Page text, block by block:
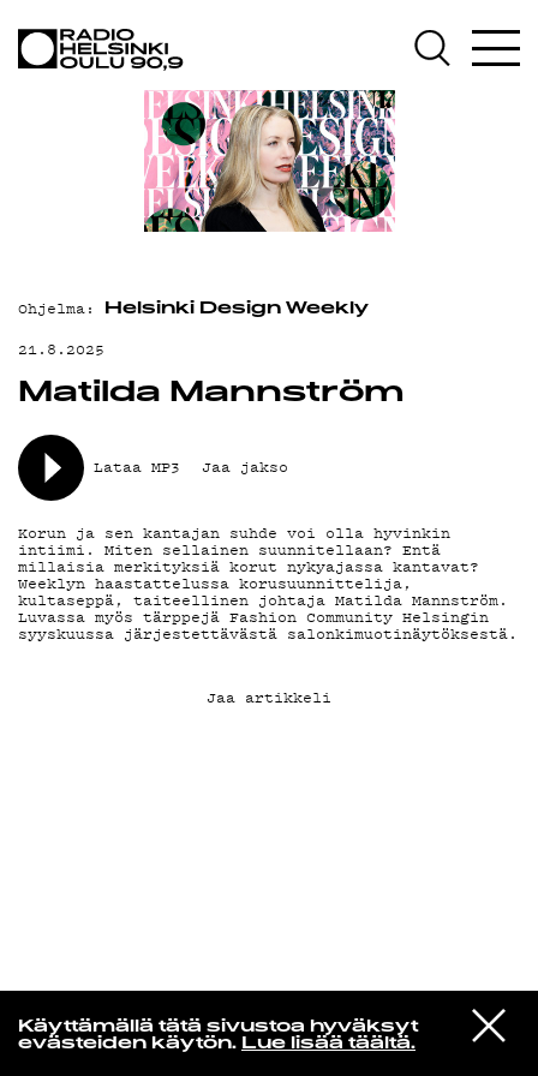
Käyttämällä tätä sivustoa hyväksyt
evästeiden käytön. Lue lisää täältä.
VIESTI
STUDIOON
The Cure
Just Like Heaven
AJANKOHTAISTA
OHJELMAT
TEKIJÄT
ON-DEMAND
MAINOSTA
YHTEYSTIEDOT
G LIVELAB
YSTÄVÄKLUBI
TIETOSUOJA
KIRJAUDU SISÄÄN
Ohjelma: Helsinki Design Weekly
21.8.2025
Matilda Mannström
Lataa MP3 Jaa jakso
Korun ja sen kantajan suhde voi olla hyvinkin
intiimi. Miten sellainen suunnitellaan? Entä
millaisia merkityksiä korut nykyajassa kantavat?
Weeklyn haastattelussa korusuunnittelija,
kultaseppä, taiteellinen johtaja Matilda Mannström.
Luvassa myös tärppejä Fashion Community Helsingin
syyskuussa järjestettävästä salonkimuotinäytöksestä.
Jaa artikkeli